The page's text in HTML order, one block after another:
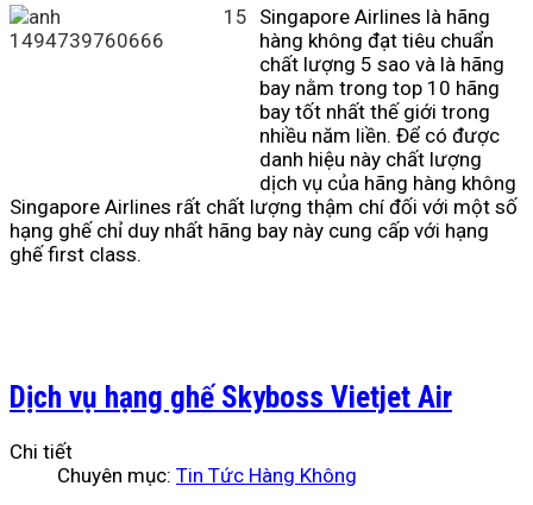
Singapore Airlines là hãng
hàng không đạt tiêu chuẩn
chất lượng 5 sao và là hãng
bay nằm trong top 10 hãng
bay tốt nhất thế giới trong
nhiều năm liền. Để có được
danh hiệu này chất lượng
dịch vụ của hãng hàng không
Singapore Airlines rất chất lượng thậm chí đối với một số
hạng ghế chỉ duy nhất hãng bay này cung cấp với hạng
ghế first class.
Dịch vụ hạng ghế Skyboss Vietjet Air
Chi tiết
Chuyên mục: Tin Tức Hàng Không